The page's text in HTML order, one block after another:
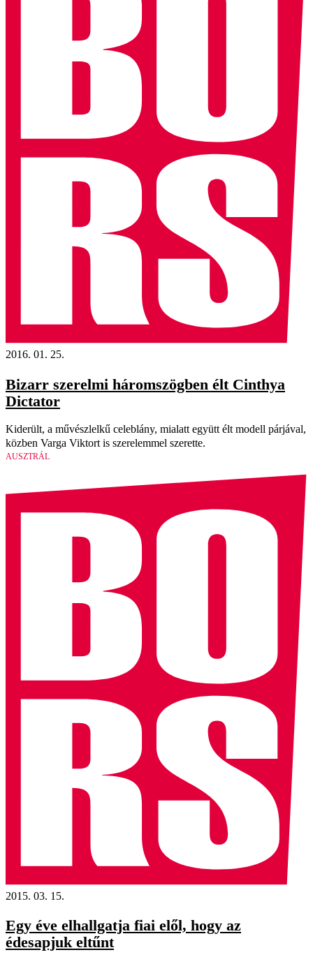
2016. 01. 25.
Bizarr szerelmi háromszögben élt Cinthya
Dictator
Kiderült, a művészlelkű celeblány, mialatt együtt élt modell párjával,
közben Varga Viktort is szerelemmel szerette.
AUSZTRÁL
2015. 03. 15.
Egy éve elhallgatja fiai elől, hogy az
édesapjuk eltűnt